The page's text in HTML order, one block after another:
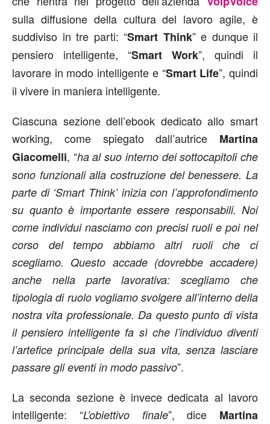
sulla diffusione della cultura del lavoro agile, è
suddiviso in tre parti: “Smart Think” e dunque il
pensiero intelligente, “Smart Work”, quindi il
lavorare in modo intelligente e “Smart Life”, quindi
il vivere in maniera intelligente.
Ciascuna sezione dell’ebook dedicato allo smart
working, come spiegato dall’autrice Martina
Giacomelli, “ha al suo interno dei sottocapitoli che
sono funzionali alla costruzione del benessere. La
parte di ‘Smart Think’ inizia con l’approfondimento
su quanto è importante essere responsabili. Noi
come individui nasciamo con precisi ruoli e poi nel
corso del tempo abbiamo altri ruoli che ci
scegliamo. Questo accade (dovrebbe accadere)
anche nella parte lavorativa: scegliamo che
tipologia di ruolo vogliamo svolgere all’interno della
nostra vita professionale. Da questo punto di vista
il pensiero intelligente fa sì che l’individuo diventi
l’artefice principale della sua vita, senza lasciare
passare gli eventi in modo passivo”.
La seconda sezione è invece dedicata al lavoro
intelligente: “L’obiettivo finale”, dice Martina